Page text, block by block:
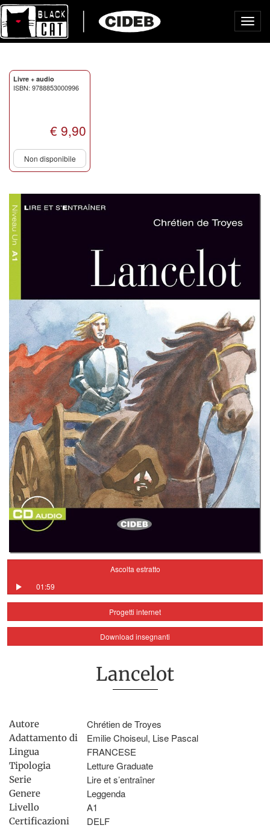
Livre + audio
ISBN: 9788853000996
€ 9,90
Non disponibile
Ascolta estratto
01:59
Progetti internet
Download insegnanti
Lancelot
Autore Chrétien de Troyes
Adattamento di Emilie Choiseul, Lise Pascal
Lingua FRANCESE
Tipologia Letture Graduate
Serie Lire et s’entraîner
Genere Leggenda
Livello A1
Certificazioni DELF